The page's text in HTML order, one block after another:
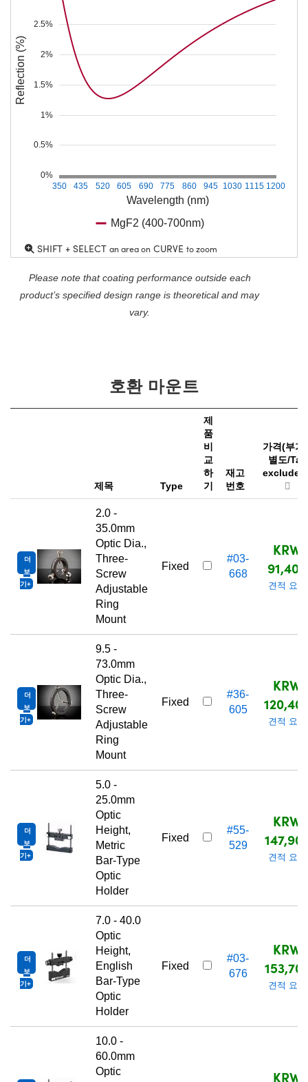
Wavelength (nm)
350 435 520 605 690 775 860 945 1030 1115 1200
0%
0.5%
1%
1.5%
2%
2.5%
Reflection (%)
MgF2 (400-700nm)
SHIFT + SELECT an area on CURVE to zoom
Please note that coating performance outside each
product’s specified design range is theoretical and may
vary.
호환 마운트
제목 Type
제
품
비
교
하
기
재고
번호
가격(부가
별도/Tax
더
보
기
2.0 -
35.0mm
Optic Dia.,
Three-
Screw
Adjustable
Ring
Mount
Fixed
#03-
668
KRW
91,400
견적 요청
더
보
기
9.5 -
73.0mm
Optic Dia.,
Three-
Screw
Adjustable
Ring
Mount
Fixed
#36-
605
KRW
견적 요청
더
보
기
5.0 -
25.0mm
Optic
Height,
Metric
Bar-Type
Optic
Holder
Fixed
#55-
529
KRW
견적 요청
더
보
기
7.0 - 40.0
Optic
Height,
English
Bar-Type
Optic
Holder
Fixed
#03-
676
KRW
견적 요청
10.0 -
60.0mm
Optic
KRW